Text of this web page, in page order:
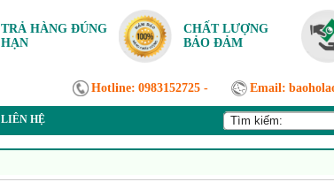
TRẢ HÀNG ĐÚNG
HẠN
CHẤT LƯỢNG
BẢO ĐẢM
Hotline: 0983152725 - Email:
LIÊN HỆ